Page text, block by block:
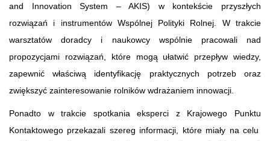
and Innovation System – AKIS) w kontekście przyszłych
rozwiązań i instrumentów Wspólnej Polityki Rolnej. W trakcie
warsztatów doradcy i naukowcy wspólnie pracowali nad
propozycjami rozwiązań, które mogą ułatwić przepływ wiedzy,
zapewnić właściwą identyfikację praktycznych potrzeb oraz
zwiększyć zainteresowanie rolników wdrażaniem innowacji.
Ponadto w trakcie spotkania eksperci z Krajowego Punktu
Kontaktowego przekazali szereg informacji, które miały na celu